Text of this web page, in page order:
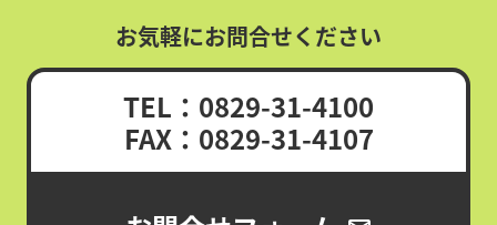
お気軽にお問合せください
TEL：0829-31-4100
FAX：0829-31-4107